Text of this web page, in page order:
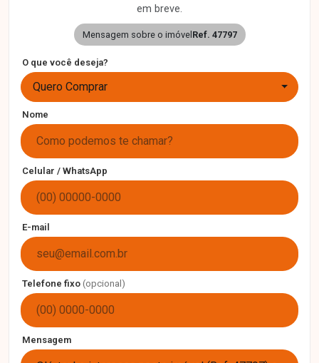
em breve.
Mensagem sobre o imóvel Ref. 47797
O que você deseja?
Quero Comprar
Nome
Celular / WhatsApp
E-mail
Telefone fixo (opcional)
Mensagem